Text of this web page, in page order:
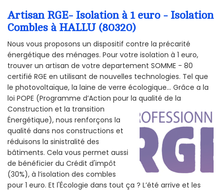
Artisan RGE- Isolation à 1 euro - Isolation
Combles à HALLU (80320)
Nous vous proposons un dispositif contre la précarité
énergétique des ménages. Pour votre isolation à 1 euro,
trouver un artisan de votre departement SOMME - 80
certifié RGE en utilisant de nouvelles technologies. Tel que
le photovoltaïque, la laine de verre écologique... Grâce a la
loi POPE (Programme d’Action pour la qualité de la
Construction et la transition
Énergétique), nous renforçons la
qualité dans nos constructions et
réduisons la sinistralité des
bâtiments. Cela vous permet aussi
de bénéficier du Crédit d'impôt
(30%), à l’isolation des combles
pour 1 euro. Et l'Écologie dans tout ça ? L’été arrive et les